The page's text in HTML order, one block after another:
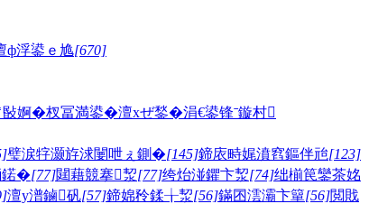
ф浮鍙ｅ尯[670]
敯婀�杈冨満鍙�澶хぜ鍫�涓€鍙锋ˉ鏇村
璧涙牸灏斿浗闄呭ぇ鍘�[145]鍗庡畤娓濆窞鏂伴兘[123]
鍩�[77]閮藉競搴洯[77]绔炲湴鑺卞洯[74]绌椾笢鑾茶姳
澶у潽鏀矾[57]鍗婂矝鍒╁洯[56]鏋囨澐灞卞簞[56]閲戝